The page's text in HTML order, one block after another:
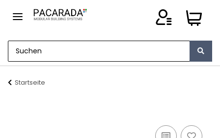
Startseite